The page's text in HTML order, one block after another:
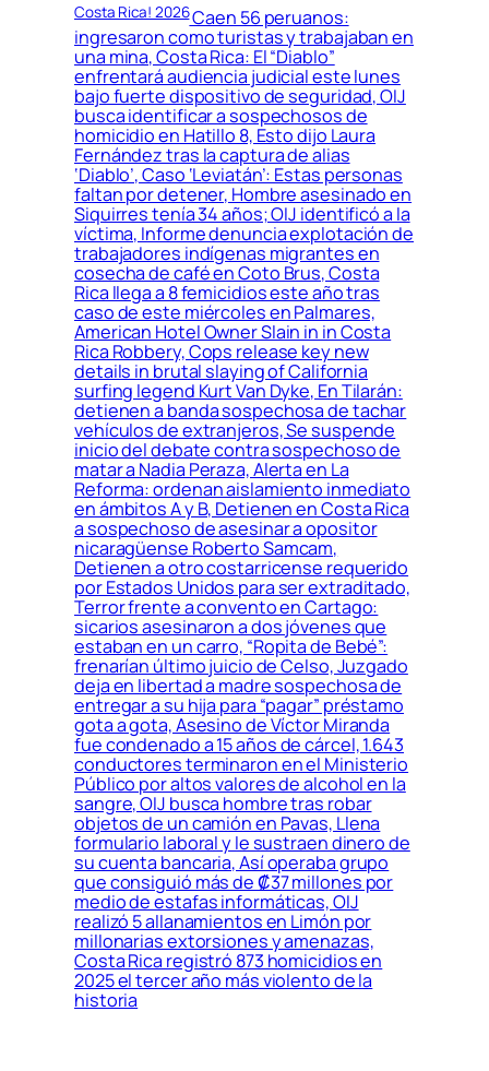
Costa Rica! 2026Caen 56 peruanos:
ingresaron como turistas y trabajaban en
una mina, Costa Rica: El “Diablo”
enfrentará audiencia judicial este lunes
bajo fuerte dispositivo de seguridad, OIJ
busca identificar a sospechosos de
homicidio en Hatillo 8, Esto dijo Laura
Fernández tras la captura de alias
‘Diablo’, Caso ‘Leviatán’: Estas personas
faltan por detener, Hombre asesinado en
Siquirres tenía 34 años; OIJ identificó a la
víctima, Informe denuncia explotación de
trabajadores indígenas migrantes en
cosecha de café en Coto Brus, Costa
Rica llega a 8 femicidios este año tras
caso de este miércoles en Palmares,
American Hotel Owner Slain in in Costa
Rica Robbery, Cops release key new
details in brutal slaying of California
surfing legend Kurt Van Dyke, En Tilarán:
detienen a banda sospechosa de tachar
vehículos de extranjeros, Se suspende
inicio del debate contra sospechoso de
matar a Nadia Peraza, Alerta en La
Reforma: ordenan aislamiento inmediato
en ámbitos A y B, Detienen en Costa Rica
a sospechoso de asesinar a opositor
nicaragüense Roberto Samcam,
Detienen a otro costarricense requerido
por Estados Unidos para ser extraditado,
Terror frente a convento en Cartago:
sicarios asesinaron a dos jóvenes que
estaban en un carro, “Ropita de Bebé”:
frenarían último juicio de Celso, Juzgado
deja en libertad a madre sospechosa de
entregar a su hija para “pagar” préstamo
gota a gota, Asesino de Víctor Miranda
fue condenado a 15 años de cárcel, 1.643
conductores terminaron en el Ministerio
Público por altos valores de alcohol en la
sangre, OIJ busca hombre tras robar
objetos de un camión en Pavas, Llena
formulario laboral y le sustraen dinero de
su cuenta bancaria, Así operaba grupo
que consiguió más de ₡37 millones por
medio de estafas informáticas, OIJ
realizó 5 allanamientos en Limón por
millonarias extorsiones y amenazas,
Costa Rica registró 873 homicidios en
2025 el tercer año más violento de la
historia